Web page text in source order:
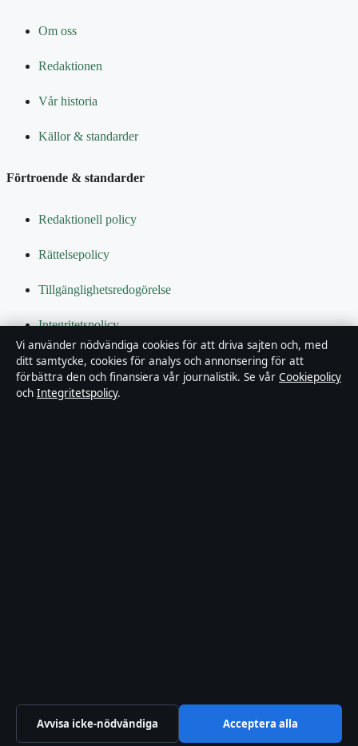
Om oss
Redaktionen
Vår historia
Källor & standarder
Förtroende & standarder
Redaktionell policy
Rättelsepolicy
Tillgänglighetsredogörelse
Integritetspolicy
Kändisar & integritet
Om Bakom kulisserna i korthet
Vi använder nödvändiga cookies för att driva sajten och, med
ditt samtycke, cookies för analys och annonsering för att
förbättra den och finansiera vår journalistik. Se vår Cookiepolicy
och Integritetspolicy.
Avvisa icke-nödvändiga Acceptera alla